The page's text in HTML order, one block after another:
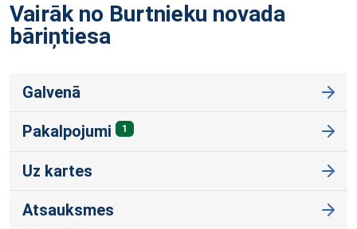
Vairāk no Burtnieku novada
bāriņtiesa
Galvenā
Pakalpojumi 1
Uz kartes
Atsauksmes